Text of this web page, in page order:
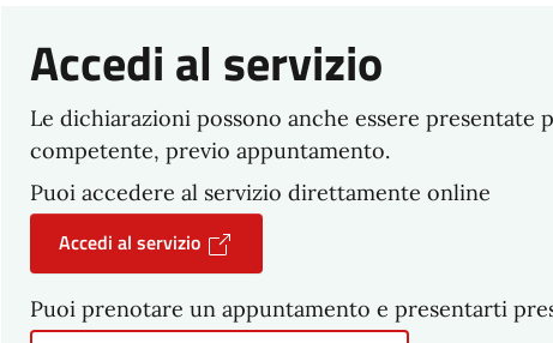
Accedi al servizio
Le dichiarazioni possono anche essere presentate
competente, previo appuntamento.
Puoi accedere al servizio direttamente online
Accedi al servizio
Puoi prenotare un appuntamento e presentarti